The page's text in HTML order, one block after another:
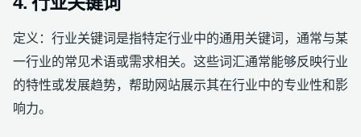
定义：行业关键词是指特定行业中的通用关键词，通常与某
一行业的常见术语或需求相关。这些词汇通常能够反映行业
的特性或发展趋势，帮助网站展示其在行业中的专业性和影
响力。